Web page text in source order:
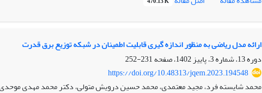
ارائه مدل ریاضی به منظور اندازه گیری قابلیت اطمینان در شبکه توزیع برق قدرت
دوره 13، شماره 3، پاییز 1402، صفحه
231-252
https://doi.org/10.48313/jqem.2023.194548
محمد شایسته فرد، مجید معتمدی، محمد حسین درویش متولی، دکتر محمد مهدی